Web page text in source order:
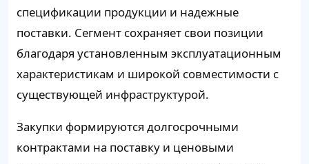
спецификации продукции и надежные
поставки. Сегмент сохраняет свои позиции
благодаря установленным эксплуатационным
характеристикам и широкой совместимости с
существующей инфраструктурой.
Закупки формируются долгосрочными
контрактами на поставку и ценовыми